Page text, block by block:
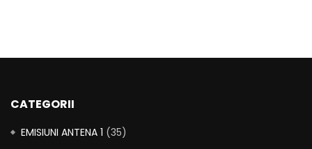
CATEGORII
EMISIUNI ANTENA 1 (35)